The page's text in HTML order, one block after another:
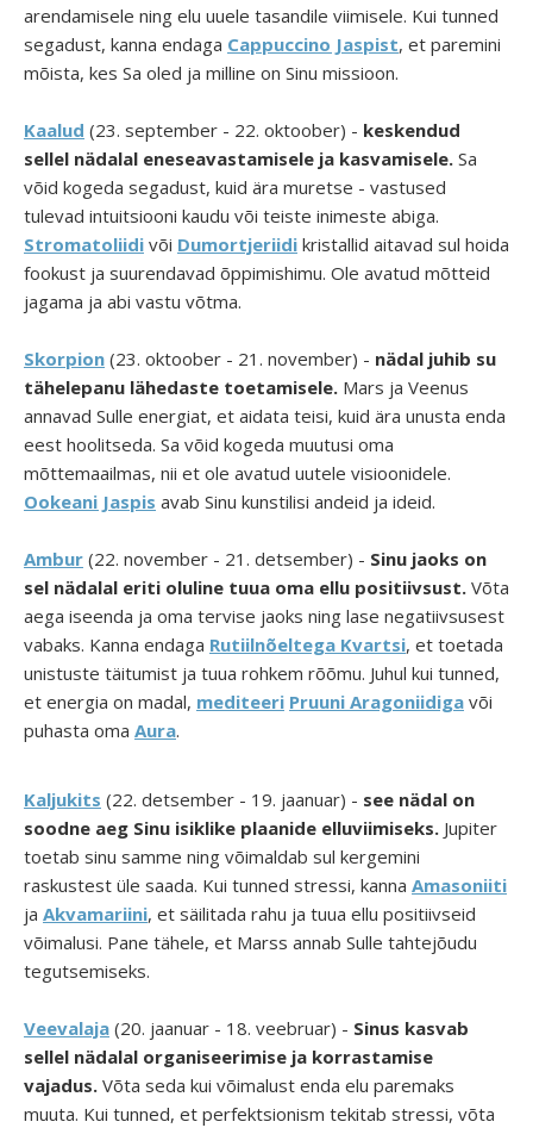
arendamisele ning elu uuele tasandile viimisele. Kui tunned
segadust, kanna endaga Cappuccino Jaspist, et paremini
mõista, kes Sa oled ja milline on Sinu missioon.
Kaalud (23. september - 22. oktoober) - keskendud
sellel nädalal eneseavastamisele ja kasvamisele. Sa
võid kogeda segadust, kuid ära muretse - vastused
tulevad intuitsiooni kaudu või teiste inimeste abiga.
Stromatoliidi või Dumortjeriidi kristallid aitavad sul hoida
fookust ja suurendavad õppimishimu. Ole avatud mõtteid
jagama ja abi vastu võtma.
Skorpion (23. oktoober - 21. november) - nädal juhib su
tähelepanu lähedaste toetamisele. Mars ja Veenus
annavad Sulle energiat, et aidata teisi, kuid ära unusta enda
eest hoolitseda. Sa võid kogeda muutusi oma
mõttemaailmas, nii et ole avatud uutele visioonidele.
Ookeani Jaspis avab Sinu kunstilisi andeid ja ideid.
Ambur (22. november - 21. detsember) - Sinu jaoks on
sel nädalal eriti oluline tuua oma ellu positiivsust. Võta
aega iseenda ja oma tervise jaoks ning lase negatiivsusest
vabaks. Kanna endaga Rutiilnõeltega Kvartsi, et toetada
unistuste täitumist ja tuua rohkem rõõmu. Juhul kui tunned,
et energia on madal, mediteeri Pruuni Aragoniidiga või
puhasta oma Aura.
Kaljukits (22. detsember - 19. jaanuar) - see nädal on
soodne aeg Sinu isiklike plaanide elluviimiseks. Jupiter
toetab sinu samme ning võimaldab sul kergemini
raskustest üle saada. Kui tunned stressi, kanna Amasoniiti
ja Akvamariini, et säilitada rahu ja tuua ellu positiivseid
võimalusi. Pane tähele, et Marss annab Sulle tahtejõudu
tegutsemiseks.
Veevalaja (20. jaanuar - 18. veebruar) - Sinus kasvab
sellel nädalal organiseerimise ja korrastamise
vajadus. Võta seda kui võimalust enda elu paremaks
muuta. Kui tunned, et perfektsionism tekitab stressi, võta